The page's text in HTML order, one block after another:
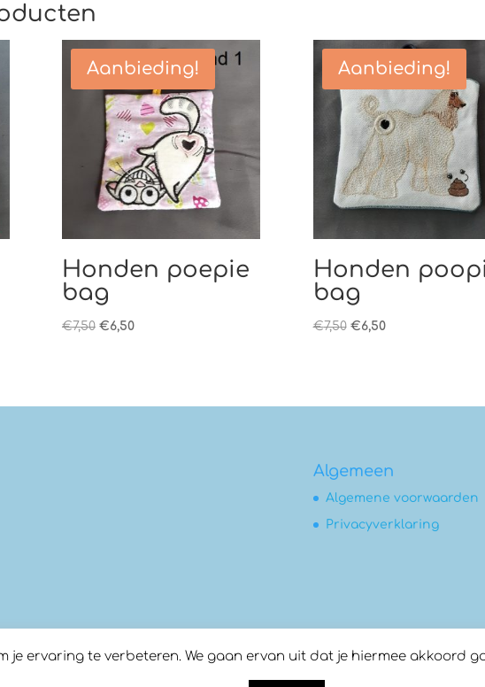
Aanbieding!
Honden poepie
bag
€7,50 Oorspronkelijke
€6,50Huidige
Aanbieding!
Honden
bag
€7,50 Oorspronkelijke
€6,50Huidige
Algemeen
Algemene voorwaarden
Privacyverklaring
je ervaring te verbeteren. We gaan ervan uit dat je hiermee akkoord